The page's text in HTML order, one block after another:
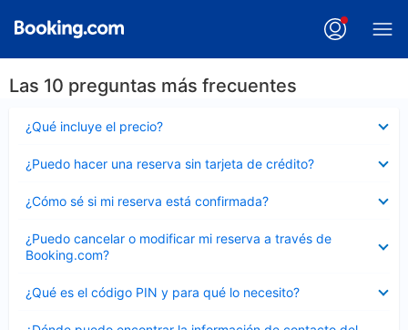
Las 10 preguntas más frecuentes
¿Qué incluye el precio?
cerrado
¿Puedo hacer una reserva sin tarjeta de crédito?
cerrado
¿Cómo sé si mi reserva está confirmada?
cerrado
¿Puedo cancelar o modificar mi reserva a través de
Booking.com?
cerrado
¿Qué es el código PIN y para qué lo necesito?
cerrado